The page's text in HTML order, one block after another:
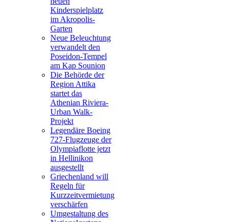
Kinderspielplatz
im Akropolis-
Garten
Neue Beleuchtung
verwandelt den
Poseidon-Tempel
am Kap Sounion
Die Behörde der
Region Attika
startet das
Athenian Riviera-
Urban Walk-
Projekt
Legendäre Boeing
727-Flugzeuge der
Olympiaflotte jetzt
in Hellinikon
ausgestellt
Griechenland will
Regeln für
Kurzzeitvermietung
verschärfen
Umgestaltung des